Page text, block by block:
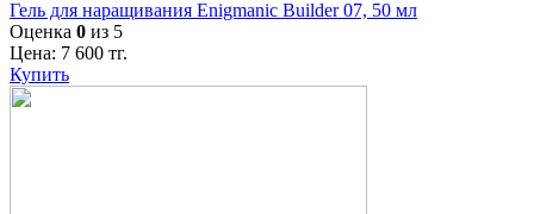
Гель для наращивания Enigmanic Builder 07, 50 мл
Оценка 0 из 5
Цена: 7 600 тг.
Купить